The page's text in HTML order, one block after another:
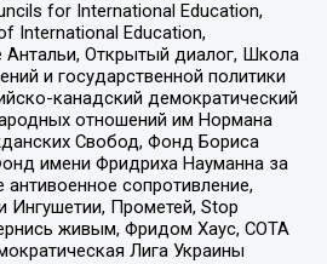
for International Education,
International Education,
Открытый диалог, Школа
и государственной политики
канадский демократический
отношений им Нормана
Свобод, Фонд Бориса
имени Фридриха Науманна за
сопротивление,
Ингушетии, Прометей, Stop
живым, Фридом Хаус, СОТА
Лига Украины